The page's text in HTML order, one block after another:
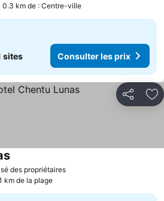
0.3 km de : Centre-ville
sites Consulter les prix
Partager
des propriétaires
km de la plage